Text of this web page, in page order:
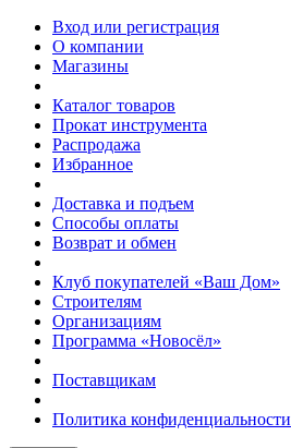
Вход или регистрация
О компании
Магазины
Каталог товаров
Прокат инструмента
Распродажа
Избранное
Доставка и подъем
Способы оплаты
Возврат и обмен
Клуб покупателей «Ваш Дом»
Строителям
Организациям
Программа «Новосёл»
Поставщикам
Политика конфиденциальности